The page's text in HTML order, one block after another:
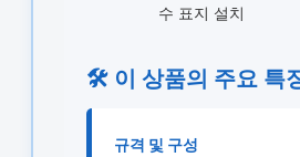
수 표지 설치
🛠️ 이 상품의 주요 특
규격 및 구성